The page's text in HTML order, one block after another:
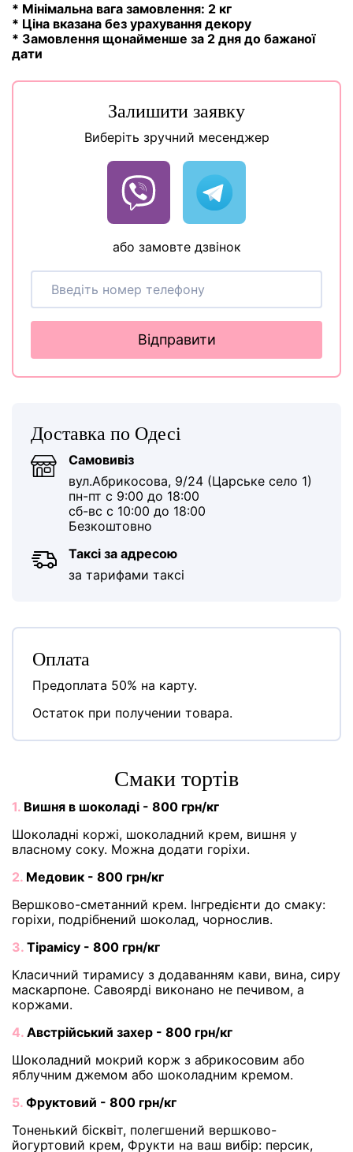
* Мінімальна вага замовлення: 2 кг
* Ціна вказана без урахування декору
* Замовлення щонайменше за 2 дня до бажаної
дати
Залишити заявку
Виберіть зручний месенджер
або замовте дзвінок
Відправити
Доставка по Одесі
Самовивіз
вул.Абрикосова, 9/24 (Царське село 1)
пн-пт с 9:00 до 18:00
сб-вс с 10:00 до 18:00
Безкоштовно
Таксі за адресою
за тарифами таксі
Оплата
Предоплата 50% на карту.
Остаток при получении товара.
Cмаки тортів
1. Вишня в шоколаді - 800 грн/кг
Шоколадні коржі, шоколадний крем, вишня у
власному соку. Можна додати горіхи.
2. Медовик - 800 грн/кг
Вершково-сметанний крем. Інгредієнти до смаку:
горіхи, подрібнений шоколад, чорнослив.
3. Тірамісу - 800 грн/кг
Класичний тирамису з додаванням кави, вина, сиру
маскарпоне. Савоярді виконано не печивом, а
коржами.
4. Австрійський захер - 800 грн/кг
Шоколадний мокрий корж з абрикосовим або
яблучним джемом або шоколадним кремом.
5. Фруктовий - 800 грн/кг
Тоненький бісквіт, полегшений вершково-
йогуртовий крем, Фрукти на ваш вибір: персик,